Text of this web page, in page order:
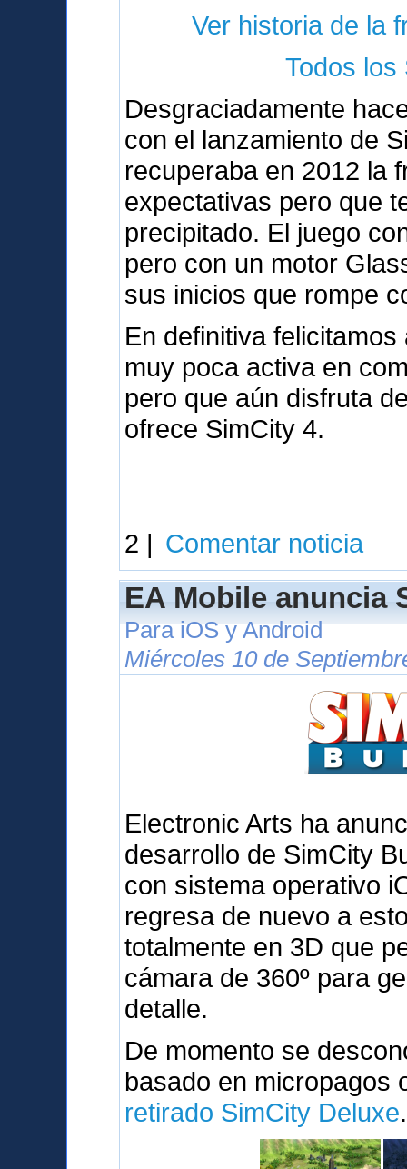
Ver historia de la
Todos los
Desgraciadamente
con el lanzamiento de
recuperaba en 2012 la
expectativas pero que
precipitado. El juego
pero con un motor
sus inicios que rompe
En definitiva
muy poca activa en
pero que aún disfruta
ofrece SimCity 4.
2 | Comentar noticia
EA Mobile anuncia
Para iOS y Android
Miércoles 10 de
Electronic Arts ha
desarrollo de SimCity
con sistema operativo
regresa de nuevo a
totalmente en 3D que
cámara de 360º para
detalle.
De momento se
basado en micropagos
retirado SimCity Deluxe.